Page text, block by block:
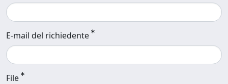
E-mail del richiedente
File